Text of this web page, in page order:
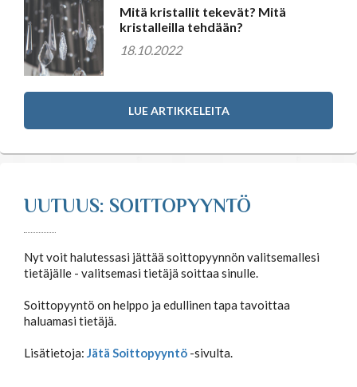
Mitä kristallit tekevät? Mitä
kristalleilla tehdään?
18.10.2022
LUE ARTIKKELEITA
UUTUUS: SOITTOPYYNTÖ
Nyt voit halutessasi jättää soittopyynnön valitsemallesi
tietäjälle - valitsemasi tietäjä soittaa sinulle.
Soittopyyntö on helppo ja edullinen tapa tavoittaa
haluamasi tietäjä.
Lisätietoja: Jätä Soittopyyntö -sivulta.